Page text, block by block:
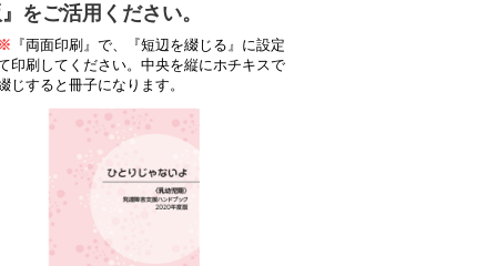
をご活用ください。
『両面印刷』で、『短辺を綴じる』に設定
印刷してください。中央を縦にホチキスで
じすると冊子になります。